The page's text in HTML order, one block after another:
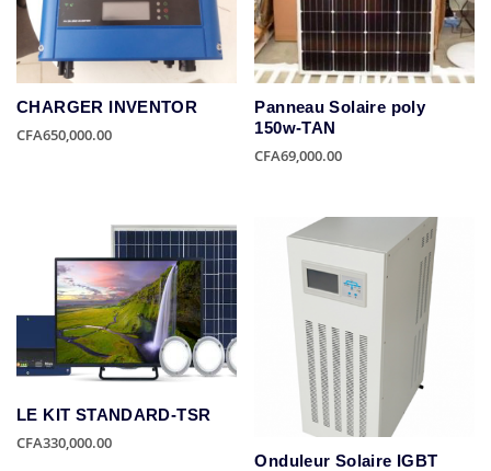
CHARGER INVENTOR
CFA650,000.00
Panneau Solaire poly
150w-TAN
CFA69,000.00
LE KIT STANDARD-TSR
CFA330,000.00
Onduleur Solaire IGBT